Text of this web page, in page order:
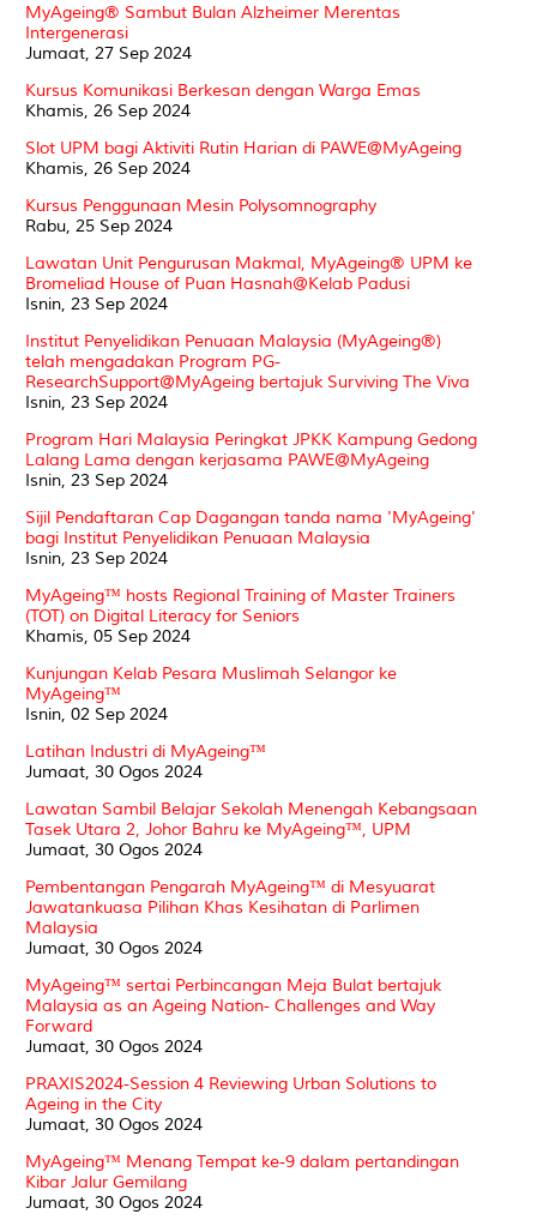
MyAgeing® Sambut Bulan Alzheimer Merentas
Intergenerasi
Jumaat, 27 Sep 2024
Kursus Komunikasi Berkesan dengan Warga Emas
Khamis, 26 Sep 2024
Slot UPM bagi Aktiviti Rutin Harian di PAWE@MyAgeing
Khamis, 26 Sep 2024
Kursus Penggunaan Mesin Polysomnography
Rabu, 25 Sep 2024
Lawatan Unit Pengurusan Makmal, MyAgeing® UPM ke
Bromeliad House of Puan Hasnah@Kelab Padusi
Isnin, 23 Sep 2024
Institut Penyelidikan Penuaan Malaysia (MyAgeing®)
telah mengadakan Program PG-
ResearchSupport@MyAgeing bertajuk Surviving The Viva
Isnin, 23 Sep 2024
Program Hari Malaysia Peringkat JPKK Kampung Gedong
Lalang Lama dengan kerjasama PAWE@MyAgeing
Isnin, 23 Sep 2024
Sijil Pendaftaran Cap Dagangan tanda nama 'MyAgeing'
bagi Institut Penyelidikan Penuaan Malaysia
Isnin, 23 Sep 2024
MyAgeing™ hosts Regional Training of Master Trainers
(TOT) on Digital Literacy for Seniors
Khamis, 05 Sep 2024
Kunjungan Kelab Pesara Muslimah Selangor ke
MyAgeing™
Isnin, 02 Sep 2024
Latihan Industri di MyAgeing™
Jumaat, 30 Ogos 2024
Lawatan Sambil Belajar Sekolah Menengah Kebangsaan
Tasek Utara 2, Johor Bahru ke MyAgeing™, UPM
Jumaat, 30 Ogos 2024
Pembentangan Pengarah MyAgeing™ di Mesyuarat
Jawatankuasa Pilihan Khas Kesihatan di Parlimen
Malaysia
Jumaat, 30 Ogos 2024
MyAgeing™ sertai Perbincangan Meja Bulat bertajuk
Malaysia as an Ageing Nation- Challenges and Way
Forward
Jumaat, 30 Ogos 2024
PRAXIS2024-Session 4 Reviewing Urban Solutions to
Ageing in the City
Jumaat, 30 Ogos 2024
MyAgeing™ Menang Tempat ke-9 dalam pertandingan
Kibar Jalur Gemilang
Jumaat, 30 Ogos 2024